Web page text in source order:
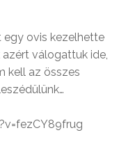
egy ovis kezelhette
azért válogattuk ide,
kell az összes